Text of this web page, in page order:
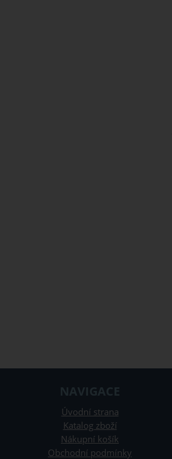
NAVIGACE
Úvodní strana
Katalog zboží
Nákupní košík
Obchodní podmínky